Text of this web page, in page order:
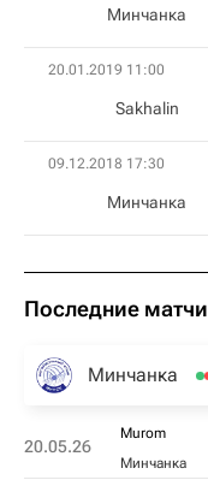
Минчанка
20.01.2019 11:00
Sakhalin
09.12.2018 17:30
Минчанка
Последние матчи
Минчанка
20.05.26
Murom
Минчанка